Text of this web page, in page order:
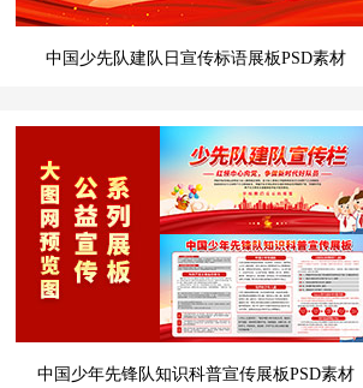
中国少先队建队日宣传标语展板PSD素材
中国少年先锋队知识科普宣传展板PSD素材